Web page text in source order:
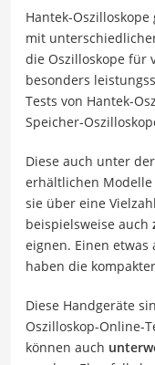
Hantek-Oszilloskope
mit
die Oszilloskope für
besonders
Tests von Hantek-
Speicher-
Diese auch unter
erhältlichen
sie über eine
beispielsweise auch
eignen. Einen etwas
haben die
Diese Handgeräte
Oszilloskop-Online-
können auch